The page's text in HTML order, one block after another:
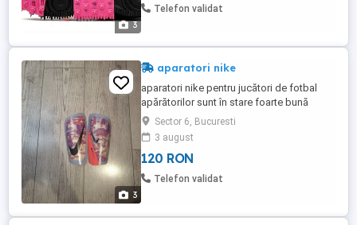
3
Telefon validat
3
aparatori nike
aparatori nike pentru jucători de fotbal
apărătorilor sunt în stare foarte bună
Sector 6, Bucuresti
3 august
120 RON
Telefon validat